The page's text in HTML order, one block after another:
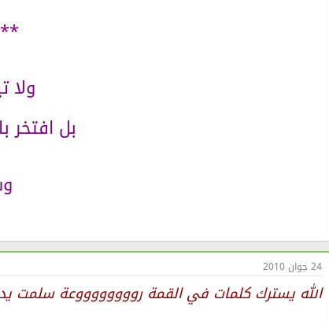
بل افتخر
24 جوان 2010
الله يسترك كلمات في القمة رووووووووعة سلمت